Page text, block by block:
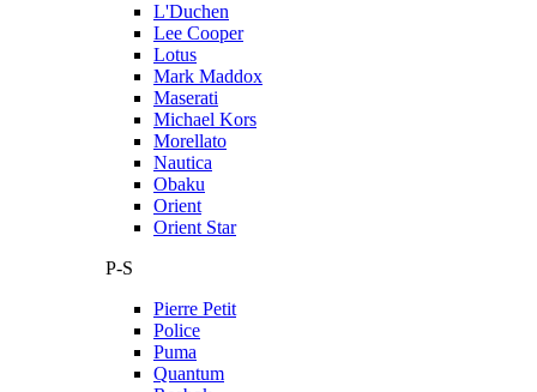
L'Duchen
Lee Cooper
Lotus
Mark Maddox
Maserati
Michael Kors
Morellato
Nautica
Obaku
Orient
Orient Star
P-S
Pierre Petit
Police
Puma
Quantum